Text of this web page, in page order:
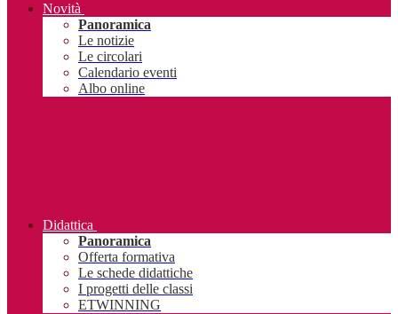
Novità
Panoramica
Le notizie
Le circolari
Calendario eventi
Albo online
Didattica
Panoramica
Offerta formativa
Le schede didattiche
I progetti delle classi
ETWINNING